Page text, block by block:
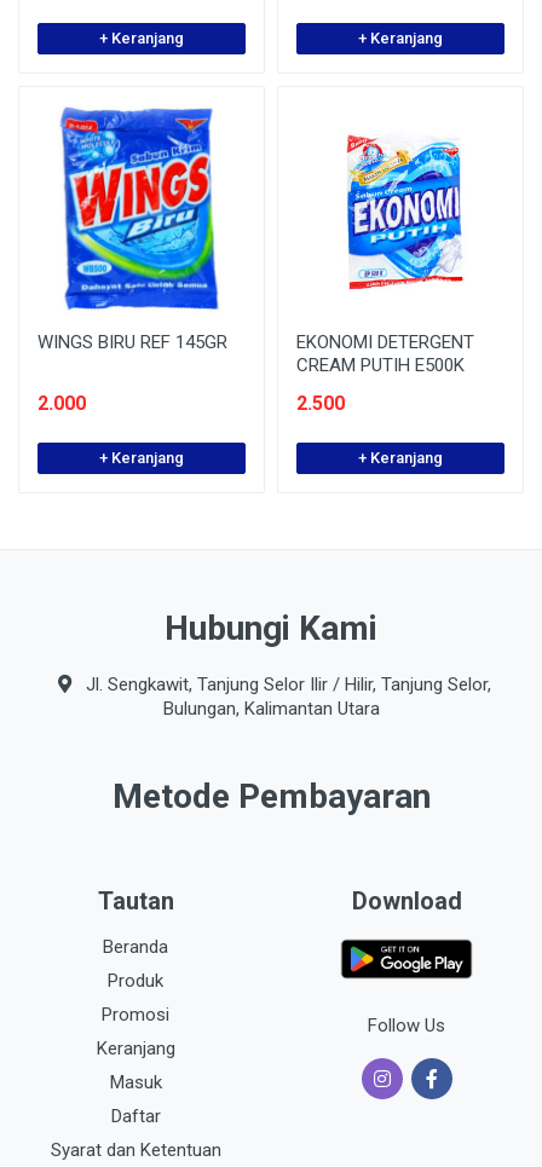
+ Keranjang + Keranjang
WINGS BIRU REF 145GR
2.000
+ Keranjang
EKONOMI DETERGENT
CREAM PUTIH E500K
2.500
+ Keranjang
Hubungi Kami
Jl. Sengkawit, Tanjung Selor Ilir / Hilir, Tanjung Selor,
Bulungan, Kalimantan Utara
Metode Pembayaran
Tautan
Beranda
Produk
Promosi
Keranjang
Masuk
Daftar
Syarat dan Ketentuan
Download
Follow Us